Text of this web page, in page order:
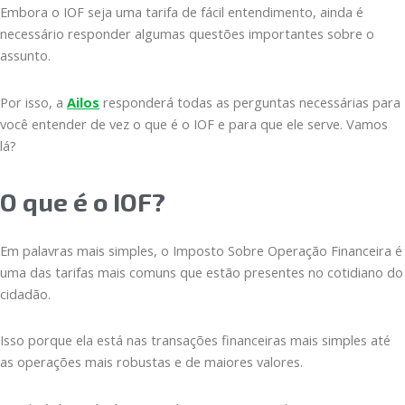
Embora o IOF seja uma tarifa de fácil entendimento, ainda é
necessário responder algumas questões importantes sobre o
assunto.
Por isso, a Ailos responderá todas as perguntas necessárias para
você entender de vez o que é o IOF e para que ele serve. Vamos
lá?
O que é o IOF?
Em palavras mais simples, o Imposto Sobre Operação Financeira é
uma das tarifas mais comuns que estão presentes no cotidiano do
cidadão.
Isso porque ela está nas transações financeiras mais simples até
as operações mais robustas e de maiores valores.